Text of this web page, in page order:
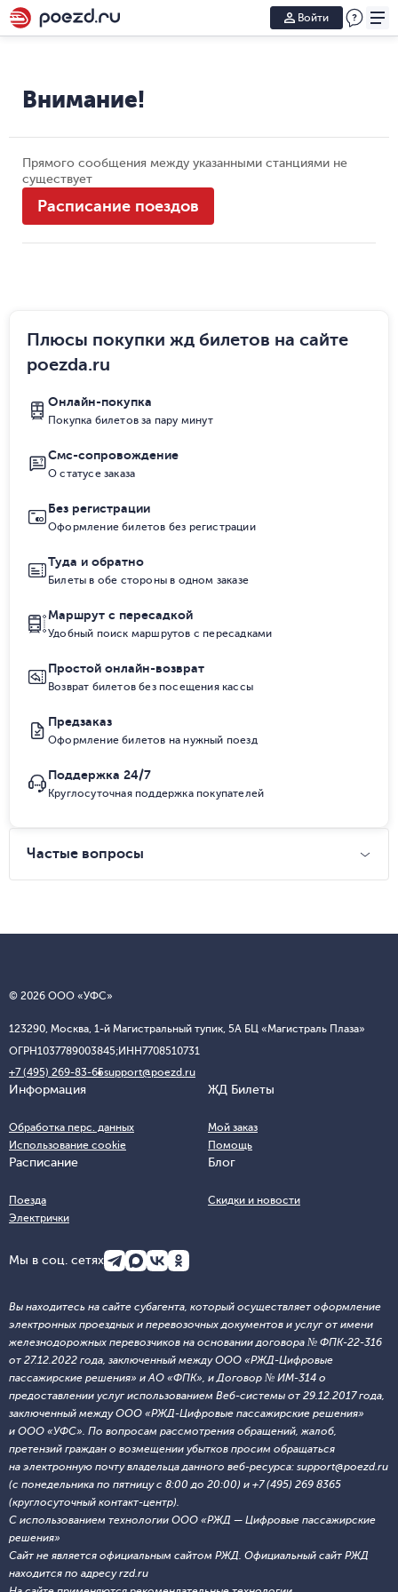
Войти
Внимание!
Прямого сообщения между указанными станциями не
существует
Расписание поездов
Плюсы покупки жд билетов на сайте
poezda.ru
Онлайн-покупка
Покупка билетов за пару минут
Смс-сопровождение
О статусе заказа
Без регистрации
Оформление билетов без регистрации
Туда и обратно
Билеты в обе стороны в одном заказе
Маршрут с пересадкой
Удобный поиск маршрутов с пересадками
Простой онлайн-возврат
Возврат билетов без посещения кассы
Предзаказ
Оформление билетов на нужный поезд
Поддержка 24/7
Круглосуточная поддержка покупателей
Частые вопросы
© 2026 ООО «УФС»
123290, Москва, 1-й Магистральный тупик, 5А БЦ «Магистраль Плаза»
ОГРН1037789003845;ИНН7708510731
+7 (495) 269-83-65support@poezd.ru
Информация
Обработка перс. данных
Использование cookie
ЖД Билеты
Мой заказ
Помощь
Расписание
Поезда
Электрички
Блог
Скидки и новости
Мы в соц. сетях
Вы находитесь на сайте субагента, который осуществляет оформление
электронных проездных и перевозочных документов и услуг от имени
железнодорожных перевозчиков на основании договора № ФПК-22-316
от 27.12.2022 года, заключенный между ООО «РЖД-Цифровые
пассажирские решения» и АО «ФПК», и Договор № ИМ-314 о
предоставлении услуг использованием Веб-системы от 29.12.2017 года,
заключенный между ООО «РЖД-Цифровые пассажирские решения»
и ООО «УФС». По вопросам рассмотрения обращений, жалоб,
претензий граждан о возмещении убытков просим обращаться
на электронную почту владельца данного веб-ресурса: support@poezd.ru
(с понедельника по пятницу с 8:00 до 20:00) и +7 (495) 269 8365
(круглосуточный контакт-центр).
С использованием технологии ООО «РЖД — Цифровые пассажирские
решения»
Сайт не является официальным сайтом РЖД. Официальный сайт РЖД
находится по адресу rzd.ru